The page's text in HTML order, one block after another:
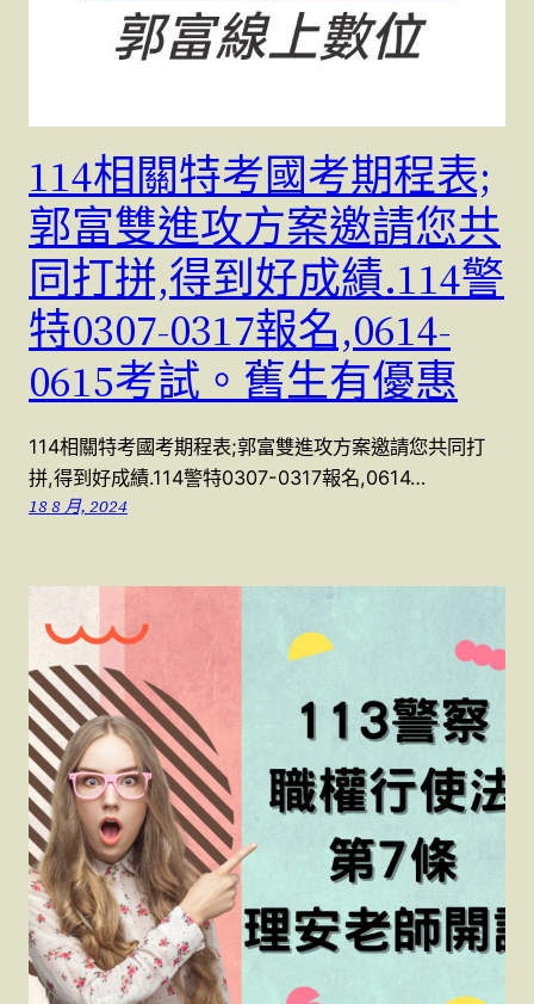
114相關特考國考期程表;
郭富雙進攻方案邀請您共
同打拼,得到好成績.114警
特0307-0317報名,0614-
0615考試。舊生有優惠
114相關特考國考期程表;郭富雙進攻方案邀請您共同打
拼,得到好成績.114警特0307-0317報名,0614…
18 8 月, 2024